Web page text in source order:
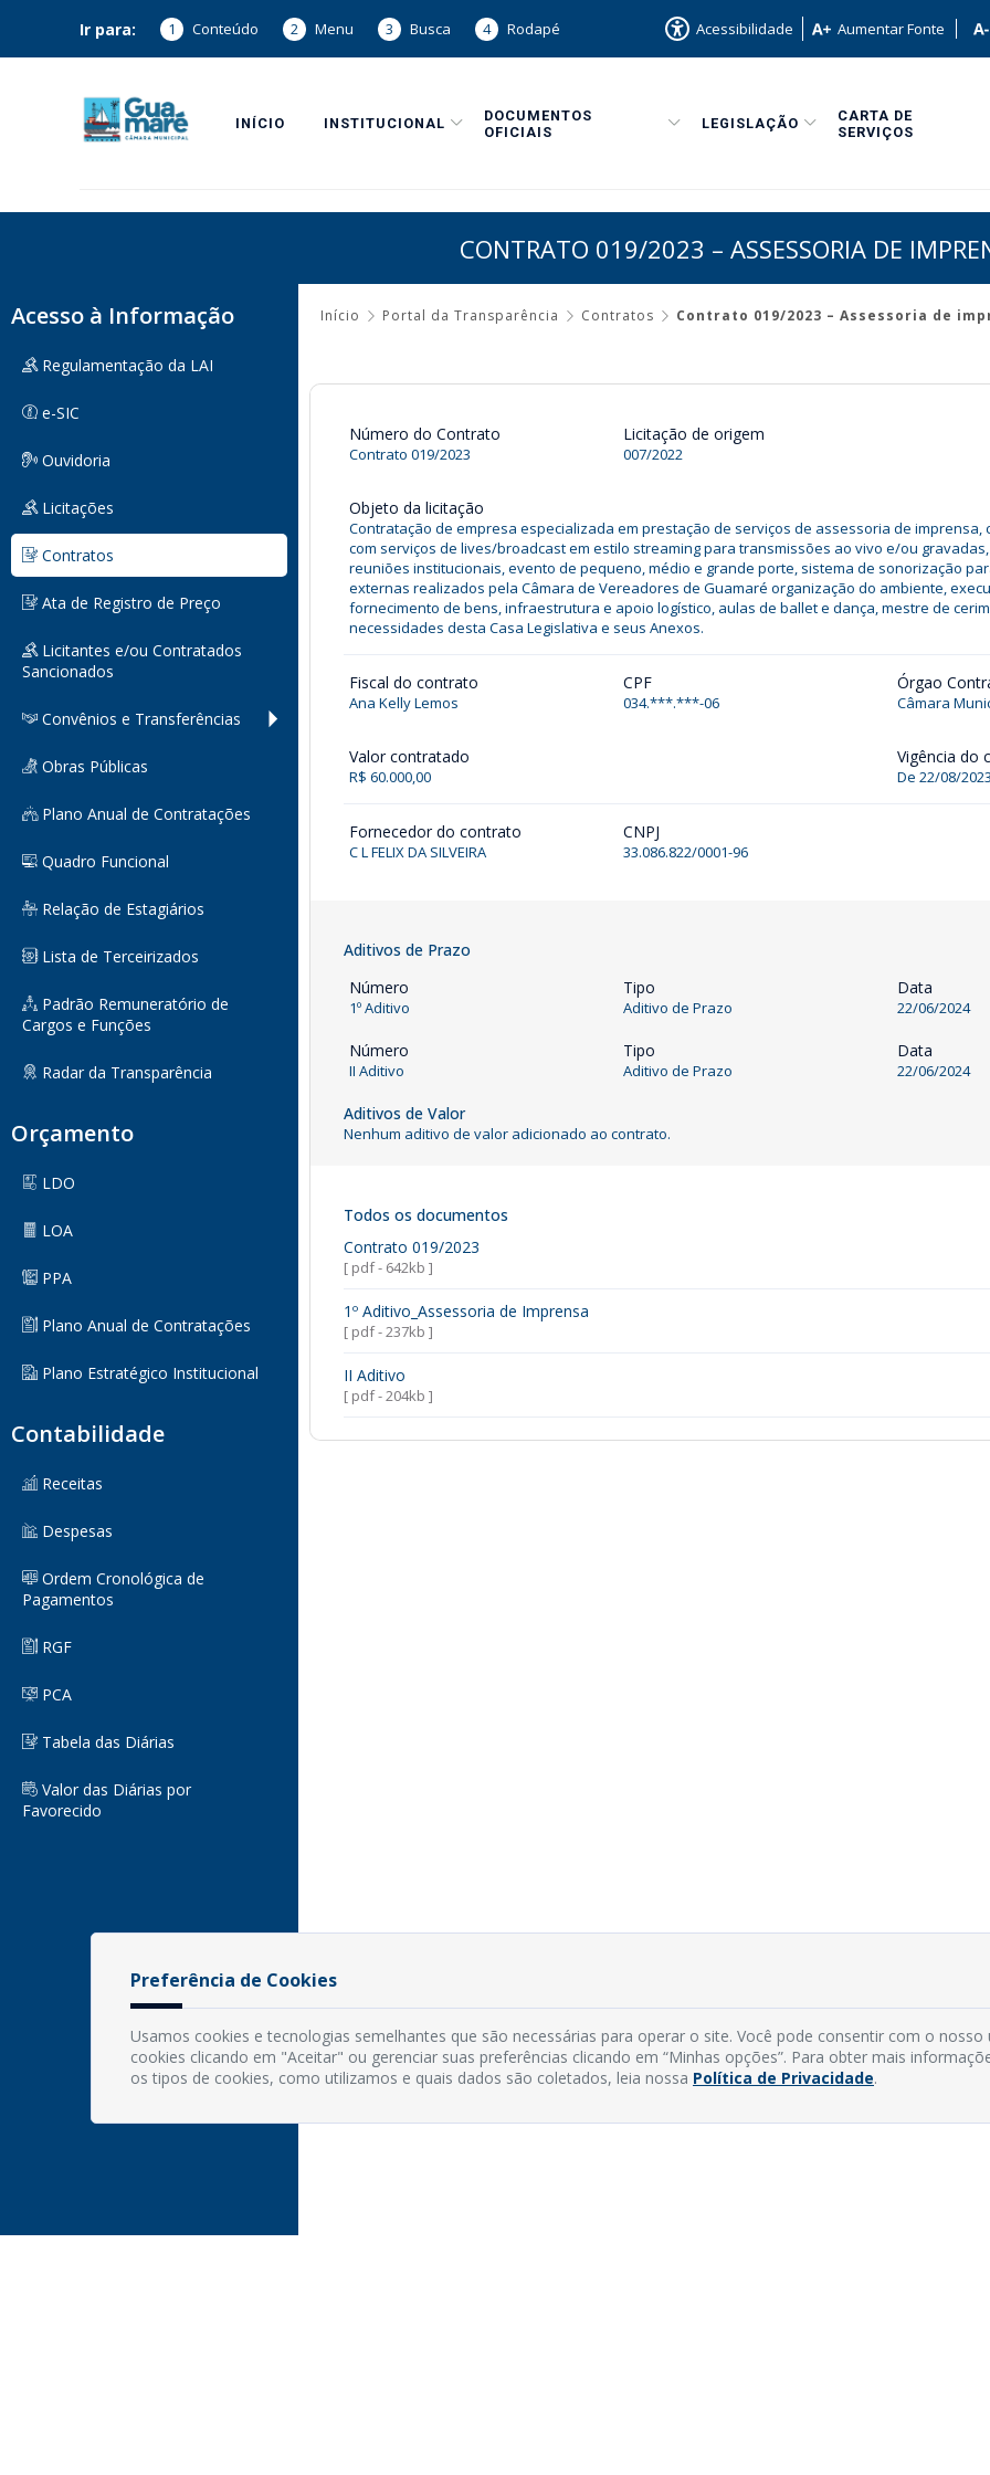
Ir para: 1 Conteúdo 2 Menu 3 Busca 4 Rodapé Acessibilidade Aumentar Fonte
INÍCIO INSTITUCIONAL
DOCUMENTOS
OFICIAIS
LEGISLAÇÃO
CARTA DE
SERVIÇOS
CONTRATO 019/2023 – ASSESSORIA DE
Início Portal da Transparência Contratos Contrato 019/2023 – Assessoria de
Acesso à Informação
Regulamentação da LAI
e-SIC
Ouvidoria
Licitações
Contratos
Ata de Registro de Preço
Licitantes e/ou Contratados
Sancionados
Convênios e Transferências
Obras Públicas
Plano Anual de Contratações
Quadro Funcional
Relação de Estagiários
Lista de Terceirizados
Padrão Remuneratório de
Cargos e Funções
Radar da Transparência
Orçamento
LDO
LOA
PPA
Plano Anual de Contratações
Plano Estratégico Institucional
Contabilidade
Receitas
Despesas
Ordem Cronológica de
Pagamentos
RGF
PCA
Tabela das Diárias
Valor das Diárias por
Favorecido
Número do Contrato
Contrato 019/2023
Licitação de origem
007/2022
Objeto da licitação
Contratação de empresa especializada em prestação de serviços de assessoria de imprensa,
com serviços de lives/broadcast em estilo streaming para transmissões ao vivo e/ou
reuniões institucionais, evento de pequeno, médio e grande porte, sistema de sonorização
externas realizados pela Câmara de Vereadores de Guamaré organização do ambiente,
fornecimento de bens, infraestrutura e apoio logístico, aulas de ballet e dança, mestre de
necessidades desta Casa Legislativa e seus Anexos.
Fiscal do contrato
Ana Kelly Lemos
CPF
034.***.***-06
Órgao
Câmara
Valor contratado
R$ 60.000,00
Vigência do
De 22/08/
Fornecedor do contrato
C L FELIX DA SILVEIRA
CNPJ
33.086.822/0001-96
Aditivos de Prazo
Número
1º Aditivo
Tipo
Aditivo de Prazo
Data
22/06/2024
Número
II Aditivo
Tipo
Aditivo de Prazo
Data
22/06/2024
Aditivos de Valor
Nenhum aditivo de valor adicionado ao contrato.
Todos os documentos
Contrato 019/2023
[ pdf - 642kb ]
1º Aditivo_Assessoria de Imprensa
[ pdf - 237kb ]
II Aditivo
[ pdf - 204kb ]
Preferência de Cookies
Usamos cookies e tecnologias semelhantes que são necessárias para operar o site. Você pode consentir com o nosso
cookies clicando em "Aceitar" ou gerenciar suas preferências clicando em “Minhas opções”. Para obter mais
os tipos de cookies, como utilizamos e quais dados são coletados, leia nossa Política de Privacidade.